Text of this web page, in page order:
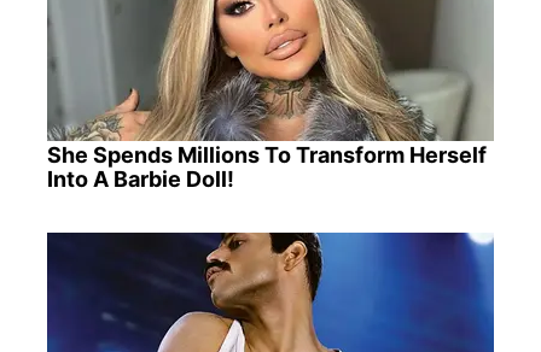
She Spends Millions To Transform Herself
Into A Barbie Doll!